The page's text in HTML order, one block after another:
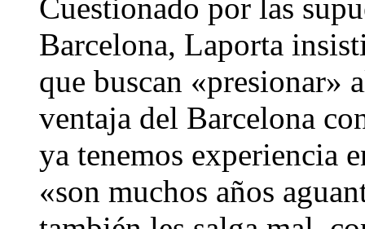
Cuestionado por las
Barcelona, Laporta
que buscan «presionar»
ventaja del Barcelona
ya tenemos experiencia
«son muchos años